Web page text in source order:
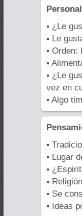
▪ ¿Le
▪ Le
▪
▪
▪ ¿Le
vez en
▪ Algo
▪
▪ Lugar
▪
▪
▪ Se
▪ Ideas